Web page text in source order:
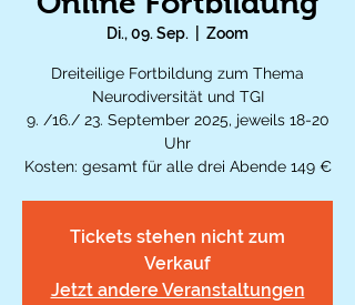
Di., 09. Sep. Zoom
Dreiteilige Fortbildung zum Thema
Neurodiversität und TGI
9. /16./ 23. September 2025, jeweils 18-20
Uhr
Kosten: gesamt für alle drei Abende 149 €
Tickets stehen nicht zum
Verkauf
Jetzt andere Veranstaltungen